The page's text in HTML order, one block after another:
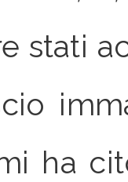
stati
ha